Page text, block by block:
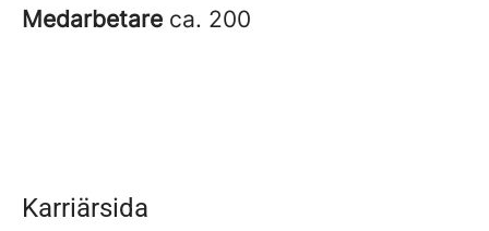
Medarbetare ca. 200
Karriärsida